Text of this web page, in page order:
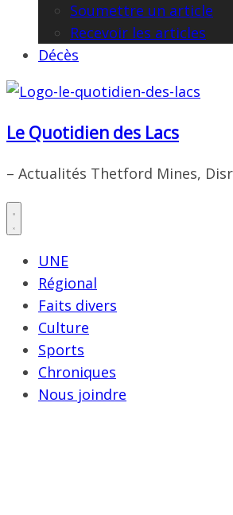
Soumettre un article
Recevoir les articles
Décès
Le Quotidien des Lacs
– Actualités Thetford Mines,
UNE
Régional
Faits divers
Culture
Sports
Chroniques
Nous joindre